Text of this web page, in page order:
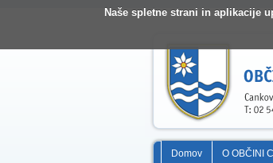
Naše spletne strani in aplikacije
Domov O OBČINI